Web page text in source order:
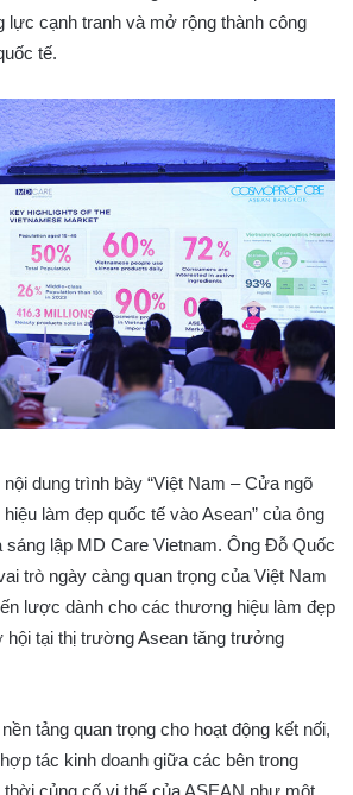
lực cạnh tranh và mở rộng thành công
tế.
dung trình bày “Việt Nam – Cửa ngõ
làm đẹp quốc tế vào Asean” của ông
sáng lập MD Care Vietnam. Ông Đỗ Quốc
trò ngày càng quan trọng của Việt Nam
lược dành cho các thương hiệu làm đẹp
tại thị trường Asean tăng trưởng
tảng quan trọng cho hoạt động kết nối,
tác kinh doanh giữa các bên trong